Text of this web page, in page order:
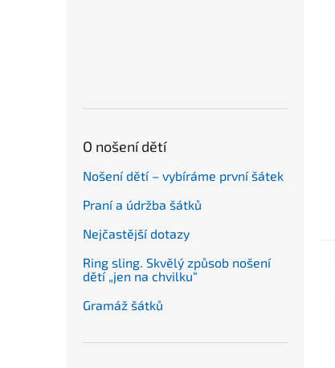
O nošení dětí
Nošení dětí – vybíráme první šátek
Praní a údržba šátků
Nejčastější dotazy
Ring sling. Skvělý způsob nošení
dětí „jen na chvilku“
Gramáž šátků